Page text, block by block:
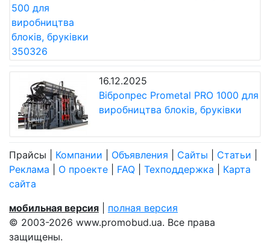
16.12.2025
Вібропрес Prometal PRO 1000 для
виробництва блоків, бруківки
Прайсы Компании Объявления Сайты Статьи
Реклама
О проекте FAQ Техподдержка
Карта
сайта
мобильная версия
полная версия
© 2003-2026 www.promobud.ua. Все права
защищены.